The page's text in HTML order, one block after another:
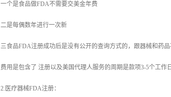
一个是食品做FDA不需要交美金年费
二是每偶数年进行一次新
三食品FDA注册成功后是没有公开的查询方式的，跟器械和药品
费用是包含了 注册以及美国代理人服务的周期是款项3-5个工作
2.医疗器械FDA注册：